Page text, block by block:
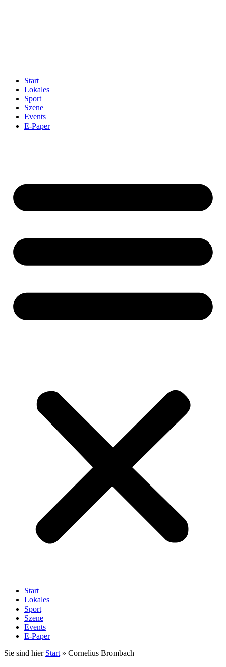
Start
Lokales
Sport
Szene
Events
E-Paper
Start
Lokales
Sport
Szene
Events
E-Paper
Sie sind hier Start » Cornelius Brombach